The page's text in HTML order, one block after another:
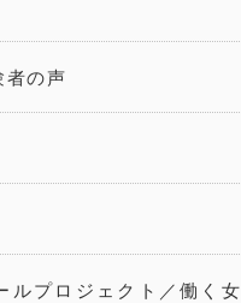
者の声
ルプロジェクト／働く女